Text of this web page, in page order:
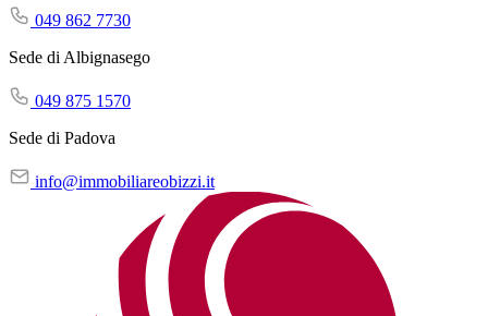
049 862 7730
Sede di Albignasego
049 875 1570
Sede di Padova
info@immobiliareobizzi.it